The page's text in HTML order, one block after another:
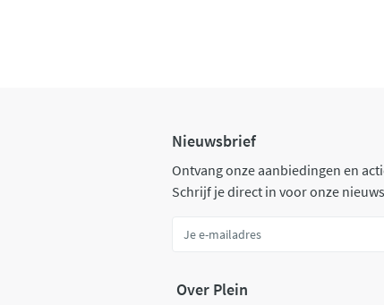
Nieuwsbrief
Ontvang onze aanbiedingen en
Schrijf je direct in voor onze
Over Plein